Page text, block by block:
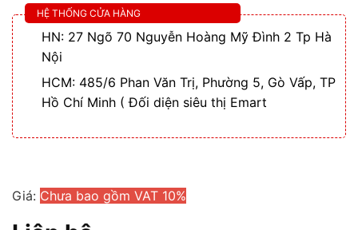
HỆ THỐNG CỬA HÀNG
HN: 27 Ngõ 70 Nguyễn Hoàng Mỹ Đình 2 Tp Hà
Nội
HCM: 485/6 Phan Văn Trị, Phường 5, Gò Vấp, TP
Hồ Chí Minh ( Đối diện siêu thị Emart
Giá: Chưa bao gồm VAT 10%